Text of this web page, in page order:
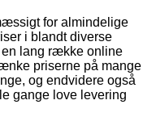
for almindelige
i blandt diverse
lang række online
priserne på mange
og endvidere også
gange love levering